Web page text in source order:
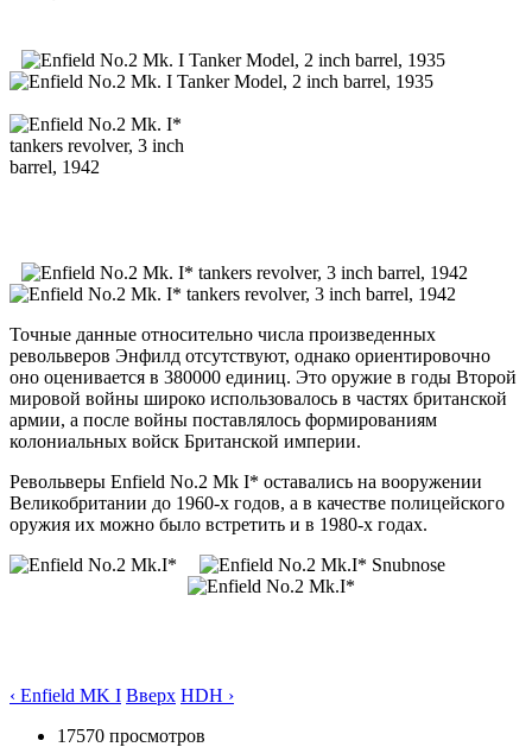
Точные данные относительно числа произведенных
револьверов Энфилд отсутствуют, однако ориентировочно
оно оценивается в 380000 единиц. Это оружие в годы Второй
мировой войны широко использовалось в частях британской
армии, а после войны поставлялось формированиям
колониальных войск Британской империи.
Револьверы Enfield No.2 Mk I* оставались на вооружении
Великобритании до 1960-х годов, а в качестве полицейского
оружия их можно было встретить и в 1980-х годах.
‹ Enfield MK I Вверх HDH ›
17570 просмотров